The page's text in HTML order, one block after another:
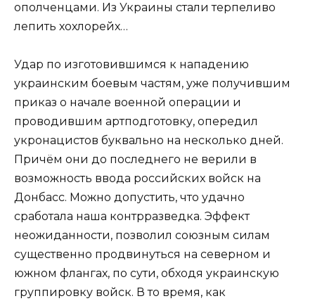
ополченцами. Из Украины стали терпеливо
лепить хохлорейх…
Удар по изготовившимся к нападению
украинским боевым частям, уже получившим
приказ о начале военной операции и
проводившим артподготовку, опередил
укронацистов буквально на несколько дней.
Причём они до последнего не верили в
возможность ввода российских войск на
Донбасс. Можно допустить, что удачно
сработала наша контрразведка. Эффект
неожиданности, позволил союзным силам
существенно продвинуться на северном и
южном флангах, по сути, обходя украинскую
группировку войск. В то время, как